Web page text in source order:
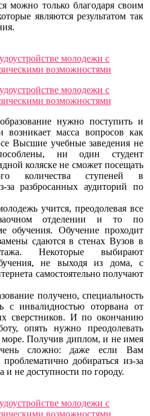
можно только благодаря своим
являются результатом так
нужно поступить и
масса вопросов как
Высшие учебные заведения не
ни один студент
коляске не сможет посещать
количества ступеней в
за разбросанных аудиторий по
учится, преодолевая все
отделении и то по
обучения. Обучение проходит
сдаются в стенах Вузов в
Некоторые выбирают
не выходя из дома, с
самостоятельно получают
получено, специальность
с инвалидностью оторвана от
сверстников. И по окончанию
опять нужно преодолевать
Получив диплом, и не имея
сложно: даже если Вам
добираться из-за
и не доступности по городу.